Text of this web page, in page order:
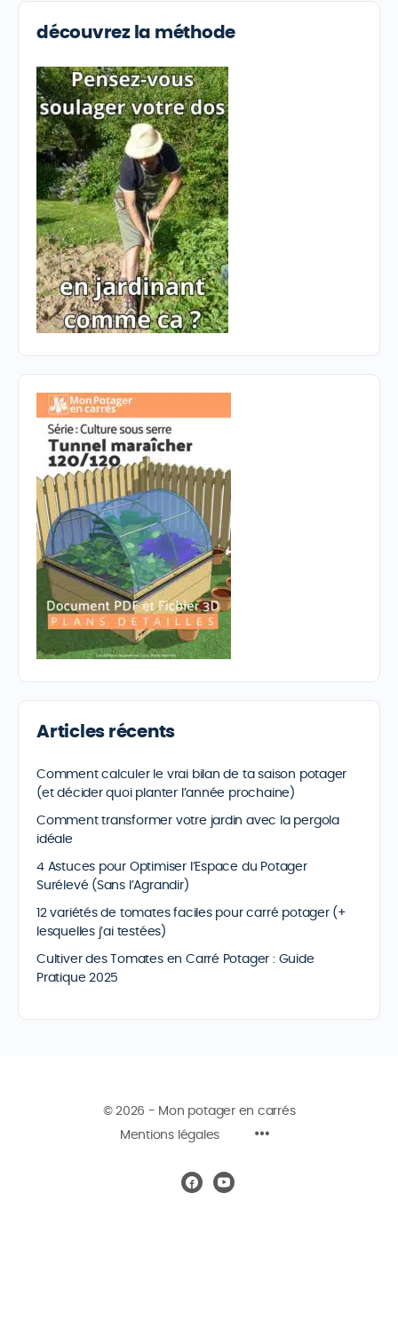
découvrez la méthode
Articles récents
Comment calculer le vrai bilan de ta saison potager
(et décider quoi planter l’année prochaine)
Comment transformer votre jardin avec la pergola
idéale
4 Astuces pour Optimiser l’Espace du Potager
Surélevé (Sans l’Agrandir)
12 variétés de tomates faciles pour carré potager (+
lesquelles j’ai testées)
Cultiver des Tomates en Carré Potager : Guide
Pratique 2025
© 2026 - Mon potager en carrés
Mentions légales